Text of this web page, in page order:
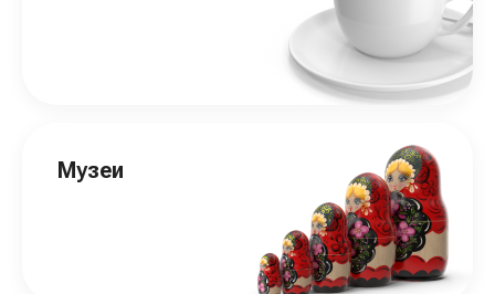
Музеи